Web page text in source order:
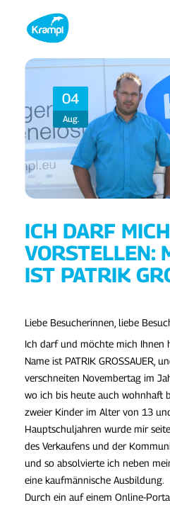
Produktsparten
Kataloge
News
Die Marke Krampl ®
Jobs
04
Aug.
ICH DARF MICH
VORSTELLEN:
IST PATRIK
Liebe Besucherinnen, liebe
Ich darf und möchte mich Ihnen
Name ist PATRIK GROSSAUER,
verschneiten Novembertag im
wo ich bis heute auch wohnhaft
zweier Kinder im Alter von 13
Hauptschuljahren wurde mir
des Verkaufens und der
und so absolvierte ich neben
eine kaufmännische Ausbildung.
Durch ein auf einem Online-